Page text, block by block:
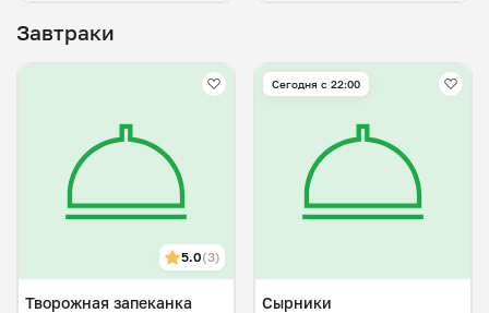
Завтраки
5.0(3)
Творожная запеканка
Сегодня с 22:00
Сырники